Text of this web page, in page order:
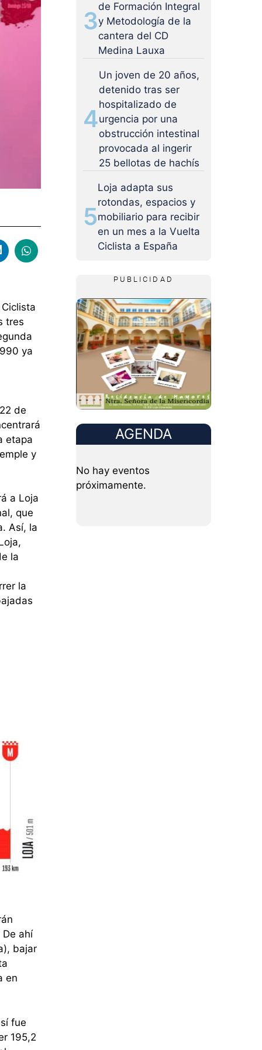
tres
ya
de
etapa
y
a Loja
que
Así, la
la
la
ahí
bajar
en
fue
195,2
3
de Formación Integral
y Metodología de la
cantera del CD
Medina Lauxa
4
Un joven de 20 años,
detenido tras ser
hospitalizado de
urgencia por una
obstrucción intestinal
provocada al ingerir
25 bellotas de hachís
5
Loja adapta sus
rotondas, espacios y
mobiliario para recibir
en un mes a la Vuelta
Ciclista a España
PUBLICIDAD
AGENDA
No hay eventos
próximamente.